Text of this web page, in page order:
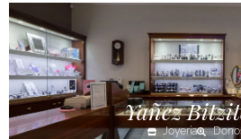
Yañez
Joyería